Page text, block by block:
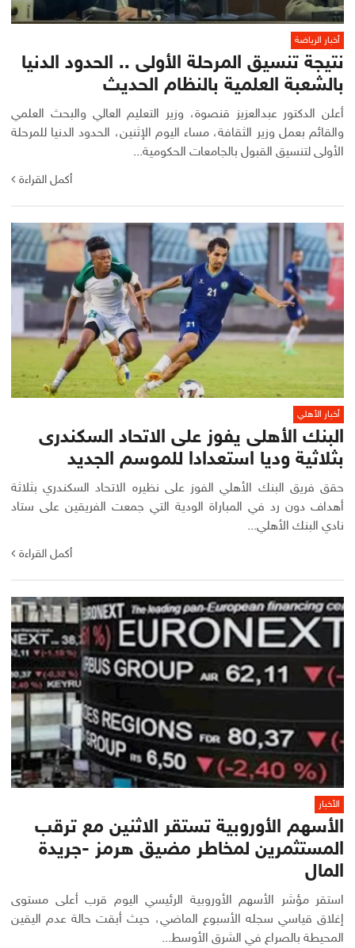
أخبار الرياضة
نتيجة تنسيق المرحلة الأولى .. الحدود الدنيا
بالشعبة العلمية بالنظام الحديث
أعلن الدكتور عبدالعزيز قنصوة، وزير التعليم العالي والبحث العلمي
والقائم بعمل وزير الثقافة، مساء اليوم الإثنين، الحدود الدنيا للمرحلة
الأولى لتنسيق القبول بالجامعات الحكومية...
أكمل القراءة
أخبار الأهلي
البنك الأهلى يفوز على الاتحاد السكندرى
بثلاثية وديا استعدادا للموسم الجديد
حقق فريق البنك الأهلي الفوز على نظيره الاتحاد السكندري بثلاثة
أهداف دون رد في المباراة الودية التي جمعت الفريقين على ستاد
نادي البنك الأهلي...
أكمل القراءة
الأخبار
الأسهم الأوروبية تستقر الاثنين مع ترقب
المستثمرين لمخاطر مضيق هرمز -جريدة
المال
استقر مؤشر الأسهم الأوروبية الرئيسي اليوم قرب أعلى مستوى
إغلاق قياسي سجله الأسبوع الماضي، حيث أبقت حالة عدم اليقين
المحيطة بالصراع في الشرق الأوسط...